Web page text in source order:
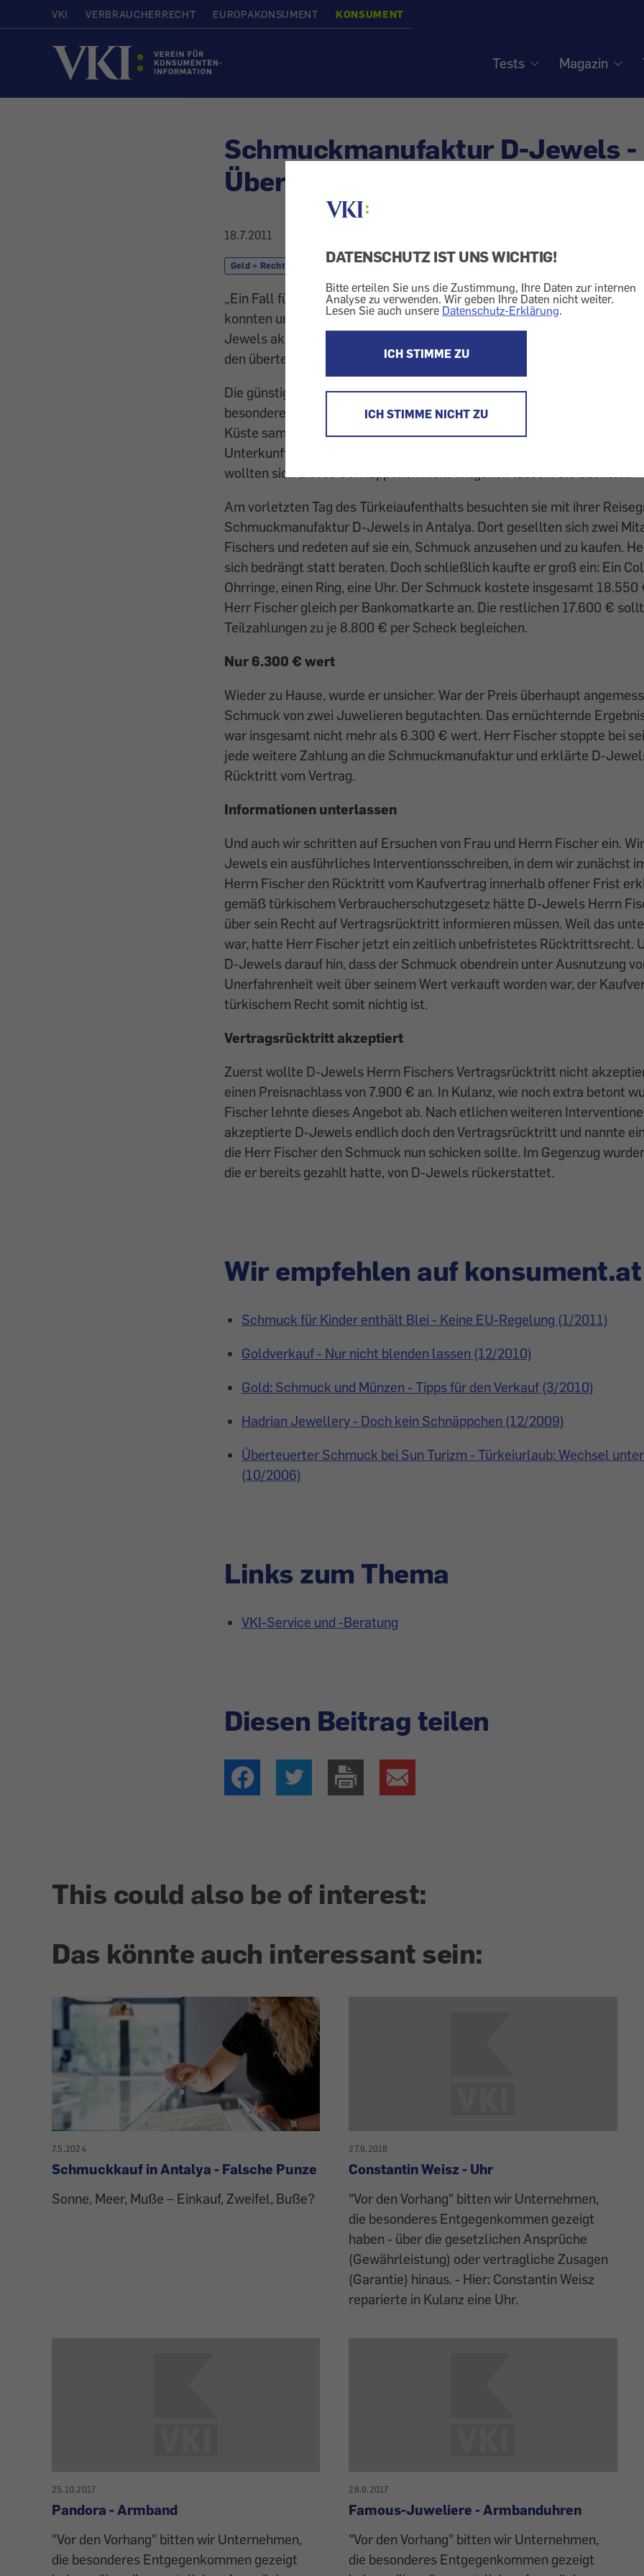
DATENSCHUTZ IST UNS WICHTIG!
Bitte erteilen Sie uns die Zustimmung, Ihre Daten zur internen
Analyse zu verwenden. Wir geben Ihre Daten nicht weiter.
Lesen Sie auch unsere Datenschutz-Erklärung.
ICH STIMME ZU
ICH STIMME NICHT ZU
VKI VERBRAUCHERRECHT EUROPAKONSUMENT KONSUMENT
Startseite
Tests Magazin
Schmuckmanufaktur D-Jewels -
Überteuerten Schmuck verkauft
18.7.2011
Geld + Recht Schmuck
„Ein Fall für "Konsument": Aus unserer Beratung - Fälle, die wir
konnten und solche, an denen wir uns die Zähne ausgebissen haben. -
Jewels akzepierte den Vertrags­rücktritt doch noch und rückerstatte
den überteuerten Schmuck.
Die günstige Pauschalreise in die Türkei wurde den Lesern einer
besonderes Dankeschön angepriesen: Für sie sollte die Busreise
Küste samt deutschsprachiger Reiseleitung, Flug in die Türkei und
Unterkunft und Frühstück lediglich 149 € pro Person kosten. Frau und
wollten sich dieses Schnäppchen nicht entgehen lassen. Sie buchten.
Am vorletzten Tag des Türkeiaufenthalts besuchten sie mit ihrer
Schmuckmanufaktur D-Jewels in Antalya. Dort gesellten sich zwei
Fischers und redeten auf sie ein, Schmuck anzusehen und zu kaufen.
sich bedrängt statt beraten. Doch schließlich kaufte er groß ein: Ein
Ohrringe, einen Ring, eine Uhr. Der Schmuck kostete insgesamt
Herr Fischer gleich per Bankomatkarte an. Die restlichen 17.600 €
Teilzahlungen zu je 8.800 € per Scheck begleichen.
Nur 6.300 € wert
Wieder zu Hause, wurde er unsicher. War der Preis überhaupt
Schmuck von zwei Juwelieren begutachten. Das ernüchternde
war insgesamt nicht mehr als 6.300 € wert. Herr Fischer stoppte bei
jede weitere Zahlung an die Schmuckmanufaktur und erklärte D-
Rücktritt vom Vertrag.
Informationen unterlassen
Und auch wir schritten auf Ersuchen von Frau und Herrn Fischer ein.
Jewels ein ausführliches Interventionsschreiben, in dem wir zunächst
Herrn Fischer den Rücktritt vom Kaufvertrag innerhalb offener Frist
gemäß türkischem Verbraucherschutzgesetz hätte D-Jewels Herrn
über sein Recht auf Vertragsrücktritt informieren müssen. Weil das
war, hatte Herr Fischer jetzt ein zeitlich unbefristetes Rücktrittsrecht.
D-Jewels darauf hin, dass der Schmuck obendrein unter Ausnutzung
Unerfahrenheit weit über seinem Wert verkauft worden war, der
türkischem Recht somit nichtig ist.
Vertragsrücktritt akzeptiert
Zuerst wollte D-Jewels Herrn Fischers Vertragsrücktritt nicht
einen Preisnachlass von 7.900 € an. In Kulanz, wie noch extra betont
Fischer lehnte dieses Angebot ab. Nach etlichen weiteren
akzeptierte D-Jewels endlich doch den Vertragsrücktritt und nannte
die Herr Fischer den Schmuck nun schicken sollte. Im Gegenzug
die er bereits gezahlt hatte, von D-Jewels rückerstattet.
Wir empfehlen auf konsument.at
Schmuck für Kinder enthält Blei - Keine EU-Regelung (1/2011)
Goldverkauf - Nur nicht blenden lassen (12/2010)
Gold: Schmuck und Münzen - Tipps für den Verkauf (3/2010)
Hadrian Jewellery - Doch kein Schnäppchen (12/2009)
Überteuerter Schmuck bei Sun Turizm - Türkeiurlaub: Wechsel
(10/2006)
Links zum Thema
VKI-Service und -Beratung
Diesen Beitrag teilen
This could also be of interest:
Das könnte auch interessant sein:
7.5.2024
Schmuckkauf in Antalya - Falsche Punze
Sonne, Meer, Muße – Einkauf, Zweifel, Buße?
27.9.2018
Constantin Weisz - Uhr
"Vor den Vorhang" bitten wir Unternehmen,
die besonderes Entgegenkommen gezeigt
haben - über die gesetzlichen Ansprüche
(Gewährleistung) oder vertragliche Zusagen
(Garantie) hinaus. - Hier: Constantin Weisz
reparierte in Kulanz eine Uhr.
25.10.2017
Pandora - Armband
"Vor den Vorhang" bitten wir Unternehmen,
die besonderes Entgegenkommen gezeigt
28.9.2017
Famous-Juweliere - Armbanduhren
"Vor den Vorhang" bitten wir Unternehmen,
die besonderes Entgegenkommen gezeigt